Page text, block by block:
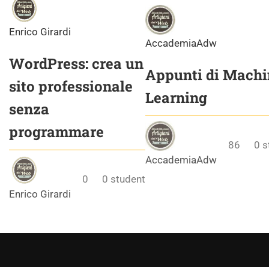
Enrico Girardi
WordPress: crea un
sito professionale
senza
programmare
Enrico Girardi
0 0 student
AccademiaAdw
Appunti di
Learning
AccademiaAdw
86 0